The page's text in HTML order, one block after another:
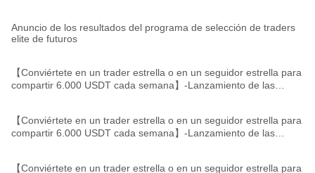
Anuncio de los resultados del programa de selección de traders
elite de futuros
【Conviértete en un trader estrella o en un seguidor estrella para
compartir 6.000 USDT cada semana】-Lanzamiento de las
【Conviértete en un trader estrella o en un seguidor estrella para
compartir 6.000 USDT cada semana】-Lanzamiento de las
【Conviértete en un trader estrella o en un seguidor estrella para